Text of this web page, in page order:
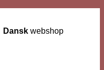
Dansk webshop